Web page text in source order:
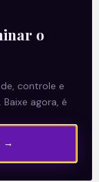
o
controle e
agora, é
→